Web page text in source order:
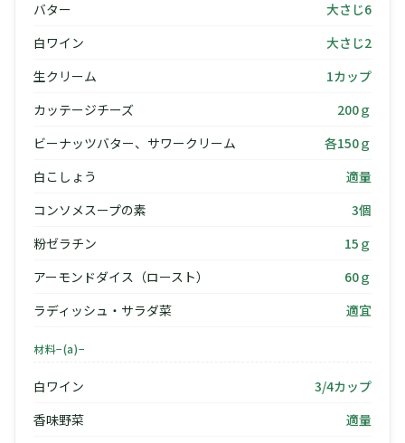
バター
大さじ6
白ワイン
大さじ2
生クリーム
1カップ
カッテージチーズ
200ｇ
ビーナッツバター、サワークリーム
各150ｇ
白こしょう
適量
コンソメスープの素
3個
粉ゼラチン
15ｇ
アーモンドダイス（ロースト）
60ｇ
ラディッシュ・サラダ菜
適宜
材料−(a)−
白ワイン
3/4カップ
香味野菜
適量